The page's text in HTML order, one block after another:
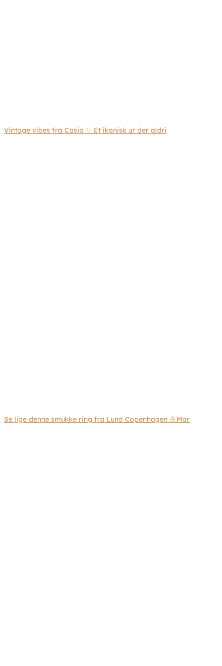
Vintage vibes fra Casio ✨ Et ikonisk ur der aldri
Se lige denne smukke ring fra Lund Copenhagen 🌼Mar